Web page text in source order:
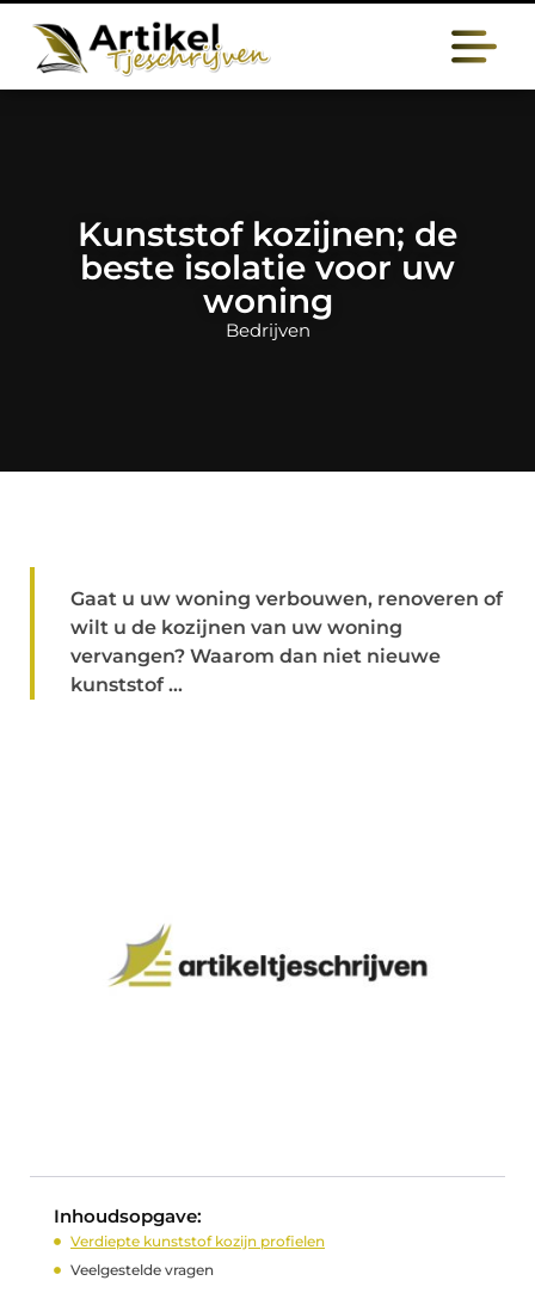
Kunststof kozijnen; de
beste isolatie voor uw
woning
Bedrijven
Gaat u uw woning verbouwen, renoveren of
wilt u de kozijnen van uw woning
vervangen? Waarom dan niet nieuwe
kunststof ...
Inhoudsopgave:
Verdiepte kunststof kozijn profielen
Veelgestelde vragen